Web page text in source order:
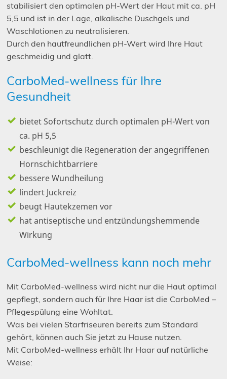
stabilisiert den optimalen pH-Wert der Haut mit ca. pH
5,5 und ist in der Lage, alkalische Duschgels und
Waschlotionen zu neutralisieren.
Durch den hautfreundlichen pH-Wert wird Ihre Haut
geschmeidig und glatt.
CarboMed-wellness für Ihre
Gesundheit
bietet Sofortschutz durch optimalen pH-Wert von
ca. pH 5,5
beschleunigt die Regeneration der angegriffenen
Hornschichtbarriere
bessere Wundheilung
lindert Juckreiz
beugt Hautekzemen vor
hat antiseptische und entzündungshemmende
Wirkung
CarboMed-wellness kann noch mehr
Mit CarboMed-wellness wird nicht nur die Haut optimal
gepflegt, sondern auch für Ihre Haar ist die CarboMed –
Pflegespülung eine Wohltat.
Was bei vielen Starfriseuren bereits zum Standard
gehört, können auch Sie jetzt zu Hause nutzen.
Mit CarboMed-wellness erhält Ihr Haar auf natürliche
Weise: